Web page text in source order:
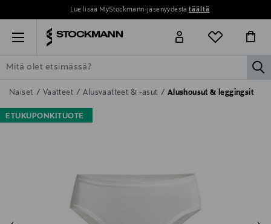
Lue lisää MyStockmann-jäsenyydestätäältä
Menu
ETSI KAIKKI NAISET MIEHET LAPSET KOTI
Naiset Vaatteet Alusvaatteet & -asut Alushousut & leggingsit
ETUKUPONKITUOTE